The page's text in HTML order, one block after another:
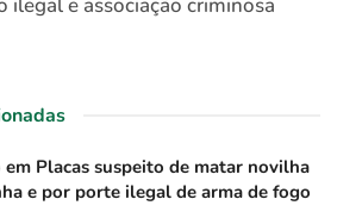
em Placas suspeito de matar novilha
e por porte ilegal de arma de fogo